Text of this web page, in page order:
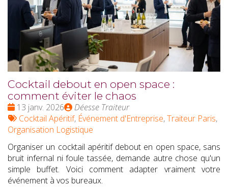
Cocktail debout en open space :
comment éviter le chaos
Date
:
13 janv. 2026
Publié
par
Déesse Traiteur
Tags
:
Cocktail Apéritif, Événement d'Entreprise,Traiteur Paris,
Organisation Logistique
Organiser un cocktail apéritif debout en open space, sans
bruit infernal ni foule tassée, demande autre chose qu'un
simple buffet. Voici comment adapter vraiment votre
événement à vos bureaux.